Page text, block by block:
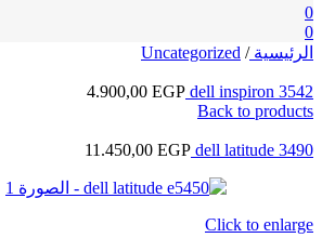
0
0
الرئيسية/
Uncategorized
dell inspiron 3542
4.900,00 EGP
Back to products
dell latitude 3490
11.450,00 EGP
Click to enlarge